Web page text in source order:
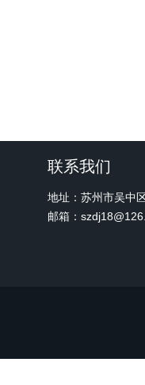
联系我们
地址：苏州市吴中
邮箱：